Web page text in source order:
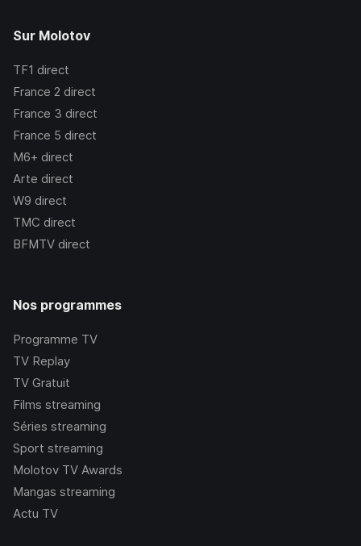
Sur Molotov
TF1 direct
France 2 direct
France 3 direct
France 5 direct
M6+ direct
Arte direct
W9 direct
TMC direct
BFMTV direct
Nos programmes
Programme TV
TV Replay
TV Gratuit
Films streaming
Séries streaming
Sport streaming
Molotov TV Awards
Mangas streaming
Actu TV